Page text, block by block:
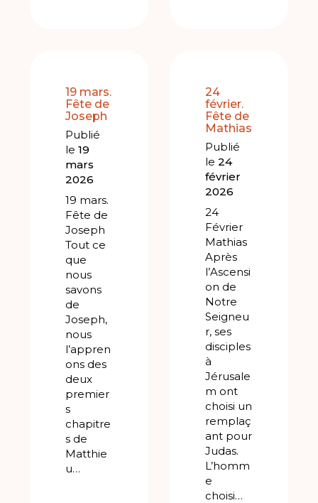
19 mars.
Fête de
Joseph
Publié
le19
mars
2026
19 mars.
Fête de
Joseph
Tout ce
que
nous
savons
de
Joseph,
nous
l’appren
ons des
deux
premier
s
chapitre
s de
Matthie
u…
24
février.
Fête de
Mathias
Publié
le 24
février
2026
24
Février
Mathias
Après
l’Ascensi
on de
Notre
Seigneu
r, ses
disciples
à
Jérusale
m ont
choisi un
remplaç
ant pour
Judas.
L’homm
e
choisi…